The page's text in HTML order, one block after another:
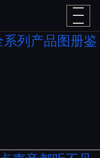
列产品图册鉴